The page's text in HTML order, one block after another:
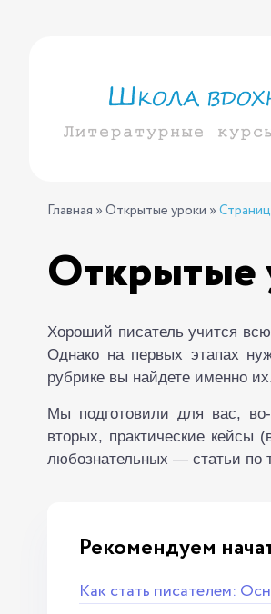
Главная »Открытые уроки »
Открытые
Хороший писатель учится
Однако на первых этапах
рубрике вы найдете именно
Мы подготовили для вас, во-
вторых, практические
любознательных — статьи по
Рекомендуем
Как стать писателем: